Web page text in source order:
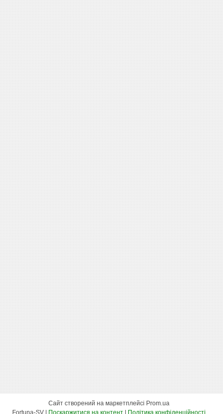
Сайт створений на маркетплейсі Prom.ua
Fortuna-SV | Поскаржитися на контент | Політика конфіденційності